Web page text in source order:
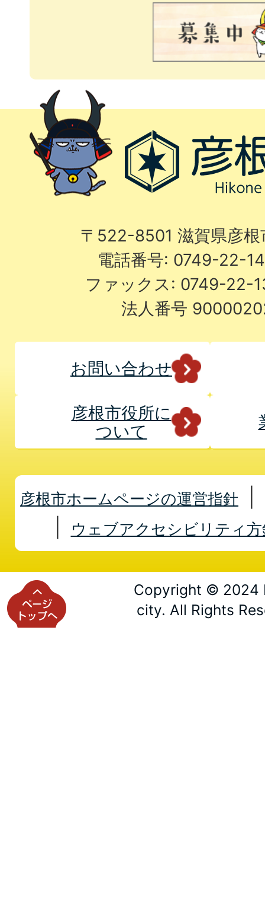
〒522-8501 滋賀県彦
電話番号: 0749-22-
ファックス: 0749-22-
法人番号
お問い合わせ
彦根市役所に
ついて
彦根市ホームページの運営指針
ウェブアクセシビリティ方
Copyright © 2024
city. All Rights